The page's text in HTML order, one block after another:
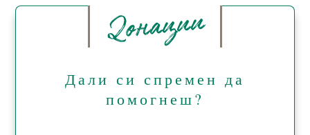
Донации
Дали си спремен да
помогнеш?